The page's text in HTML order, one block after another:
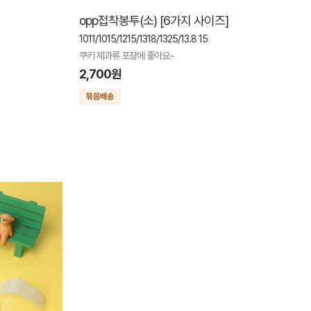
opp접착봉투(소) [6가지 사이즈]
1011/1015/1215/1318/1325/13.8 15
쿠키 제과류 포장에 좋아요~
2,700원